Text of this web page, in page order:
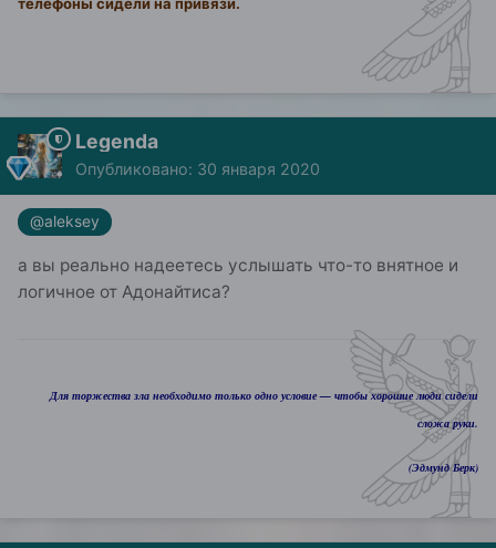
Legenda
Опубликовано: 30 января 2020
@aleksey
а вы реально надеетесь услышать что-то внятное и
логичное от Адонайтиса?
Для торжества зла необходимо только одно условие — чтобы хорошие люди сидели
сложа руки.
(Эдмунд Берк)